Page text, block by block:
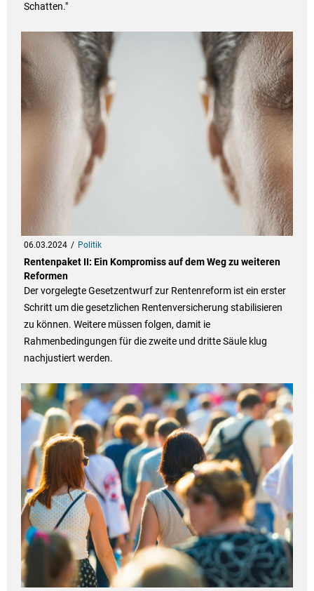
Schatten."
06.03.2024 Politik
Rentenpaket II: Ein Kompromiss auf dem Weg zu weiteren
Reformen
Der vorgelegte Gesetzentwurf zur Rentenreform ist ein erster
Schritt um die gesetzlichen Rentenversicherung stabilisieren
zu können. Weitere müssen folgen, damit ie
Rahmenbedingungen für die zweite und dritte Säule klug
nachjustiert werden.